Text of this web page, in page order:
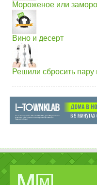
Мороженое или
Вино и десерт
Решили сбросить пару